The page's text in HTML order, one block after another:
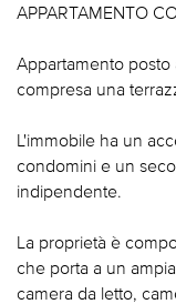
APPARTAMENTO
Appartamento posto
compresa una
L'immobile ha un
condomini e un
indipendente.
La proprietà è
che porta a un
camera da letto,